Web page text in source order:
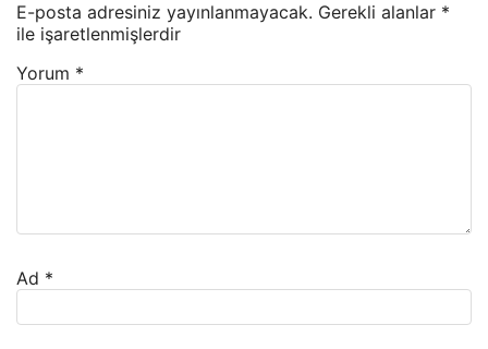
E-posta adresiniz yayınlanmayacak. Gerekli alanlar *
ile işaretlenmişlerdir
Yorum *
Ad *